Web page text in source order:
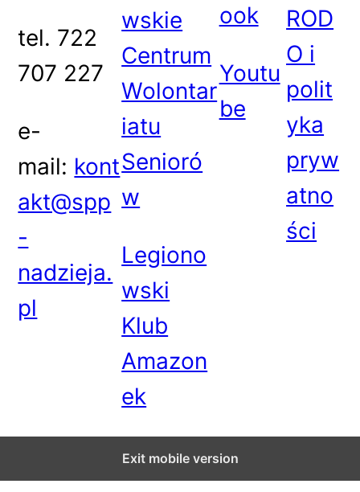
tel. 722
707 227
e-
mail: kont
akt@spp
-
nadzieja.
pl
wskie
Centrum
Wolontar
iatu
Senioró
w
Legiono
wski
Klub
Amazon
ek
ook
Youtu
be
ROD
O i
polit
yka
pryw
atno
ści
Exit mobile version